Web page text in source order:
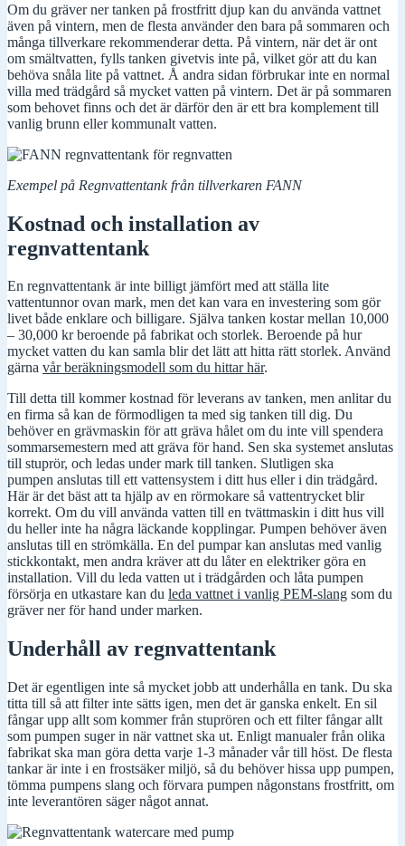
Om du gräver ner tanken på frostfritt djup kan du använda vattnet
även på vintern, men de flesta använder den bara på sommaren och
många tillverkare rekommenderar detta. På vintern, när det är ont
om smältvatten, fylls tanken givetvis inte på, vilket gör att du kan
behöva snåla lite på vattnet. Å andra sidan förbrukar inte en normal
villa med trädgård så mycket vatten på vintern. Det är på sommaren
som behovet finns och det är därför den är ett bra komplement till
vanlig brunn eller kommunalt vatten.
Exempel på Regnvattentank från tillverkaren FANN
Kostnad och installation av
regnvattentank
En regnvattentank är inte billigt jämfört med att ställa lite
vattentunnor ovan mark, men det kan vara en investering som gör
livet både enklare och billigare. Själva tanken kostar mellan 10,000
– 30,000 kr beroende på fabrikat och storlek. Beroende på hur
mycket vatten du kan samla blir det lätt att hitta rätt storlek. Använd
gärna vår beräkningsmodell som du hittar här.
Till detta till kommer kostnad för leverans av tanken, men anlitar du
en firma så kan de förmodligen ta med sig tanken till dig. Du
behöver en grävmaskin för att gräva hålet om du inte vill spendera
sommarsemestern med att gräva för hand. Sen ska systemet anslutas
till stuprör, och ledas under mark till tanken. Slutligen ska
pumpen anslutas till ett vattensystem i ditt hus eller i din trädgård.
Här är det bäst att ta hjälp av en rörmokare så vattentrycket blir
korrekt. Om du vill använda vatten till en tvättmaskin i ditt hus vill
du heller inte ha några läckande kopplingar. Pumpen behöver även
anslutas till en strömkälla. En del pumpar kan anslutas med vanlig
stickkontakt, men andra kräver att du låter en elektriker göra en
installation. Vill du leda vatten ut i trädgården och låta pumpen
försörja en utkastare kan du leda vattnet i vanlig PEM-slang som du
gräver ner för hand under marken.
Underhåll av regnvattentank
Det är egentligen inte så mycket jobb att underhålla en tank. Du ska
titta till så att filter inte sätts igen, men det är ganska enkelt. En sil
fångar upp allt som kommer från stuprören och ett filter fångar allt
som pumpen suger in när vattnet ska ut. Enligt manualer från olika
fabrikat ska man göra detta varje 1-3 månader vår till höst. De flesta
tankar är inte i en frostsäker miljö, så du behöver hissa upp pumpen,
tömma pumpens slang och förvara pumpen någonstans frostfritt, om
inte leverantören säger något annat.